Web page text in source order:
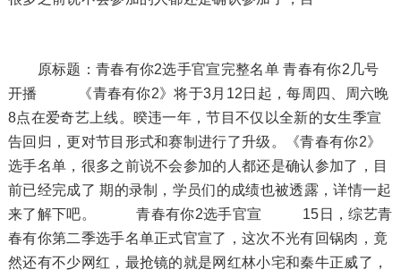
原标题：青春有你2选手官宣完整名单 青春有你2几号
开播 《青春有你2》将于3月12日起，每周四、周六晚
8点在爱奇艺上线。暌违一年，节目不仅以全新的女生季宣
告回归，更对节目形式和赛制进行了升级。《青春有你2》
选手名单，很多之前说不会参加的人都还是确认参加了，目
前已经完成了 期的录制，学员们的成绩也被透露，详情一起
来了解下吧。 青春有你2选手官宣 15日，综艺青
春有你第二季选手名单正式官宣了，这次不光有回锅肉，竟
然还有不少网红，最抢镜的就是网红林小宅和秦牛正威了，